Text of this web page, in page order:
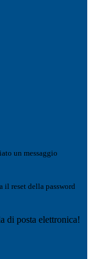
un messaggio
il reset della password
di posta elettronica!